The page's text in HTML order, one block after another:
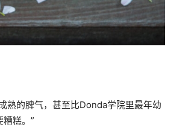
熟的脾气，甚至比Donda学院里最年幼
糕。”